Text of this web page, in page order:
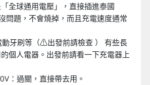
全球通用電壓」，直接插進泰國
問題，不會燒掉，而且充電速度通常
牙刷等（⚠出發前請檢查 ） 有些長
個人電器。出發前請看一下充電器上
：過關，直接帶去用。